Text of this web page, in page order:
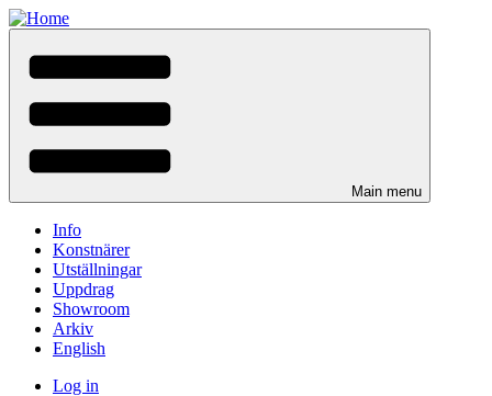
Skip
to
main
content
Main menu
Info
Konstnärer
Utställningar
Uppdrag
Showroom
Arkiv
English
Log in